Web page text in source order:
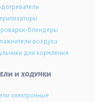
блендеры
воздуха
для кормления
И ХОДУНКИ
электронные